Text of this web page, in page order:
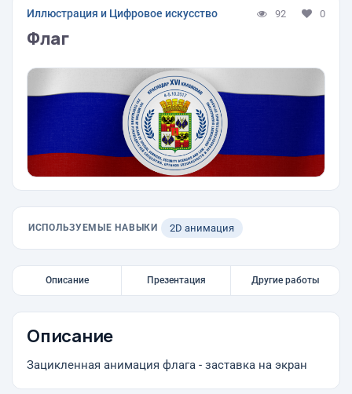
Иллюстрация и Цифровое искусство 92 0
Флаг
ИСПОЛЬЗУЕМЫЕ НАВЫКИ 2D анимация
Описание Презентация Другие работы
Описание
Зацикленная анимация флага - заставка на экран